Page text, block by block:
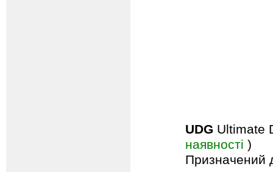
UDG Ultimate
наявності )
Призначений